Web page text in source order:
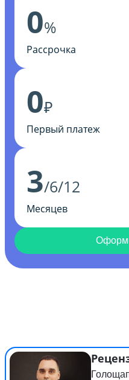
0%
Рассрочка
0₽
Первый платеж
3/6/12
Месяцев